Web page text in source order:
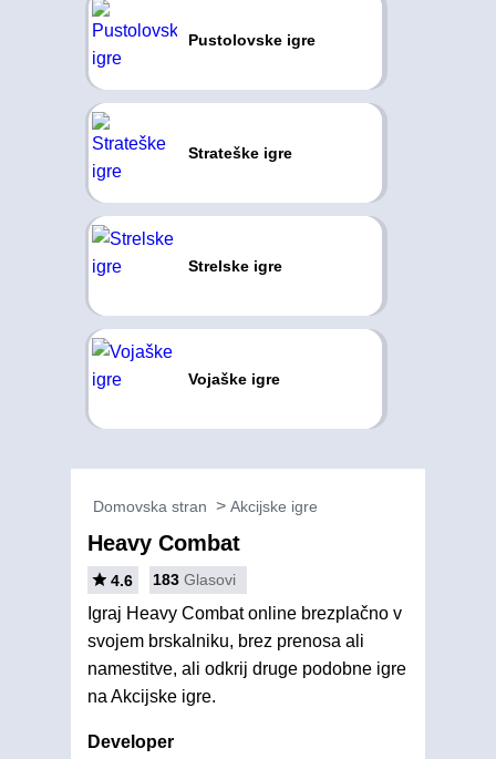
Pustolovske igre
Strateške igre
Strelske igre
Vojaške igre
Domovska stran Akcijske igre
Heavy Combat
4.6 183 Glasovi
Igraj Heavy Combat online brezplačno v
svojem brskalniku, brez prenosa ali
namestitve, ali odkrij druge podobne igre
na Akcijske igre.
Developer